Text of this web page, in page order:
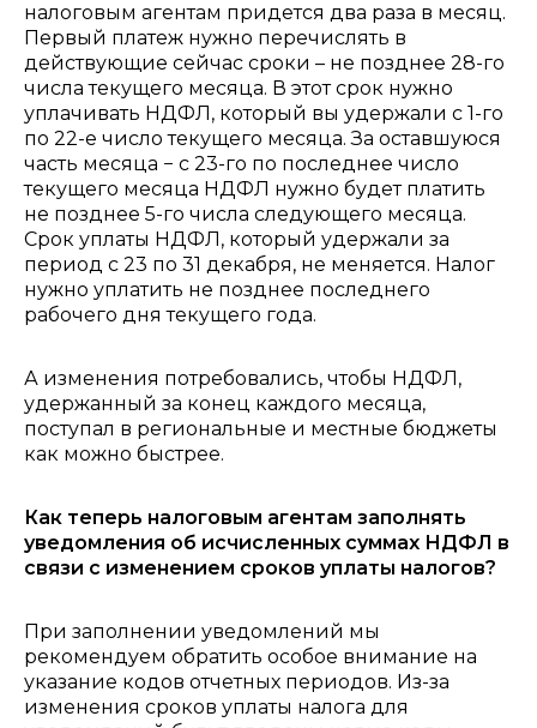
налоговым агентам придется два раза в месяц.
Первый платеж нужно перечислять в
действующие сейчас сроки – не позднее 28-го
числа текущего месяца. В этот срок нужно
уплачивать НДФЛ, который вы удержали с 1-го
по 22-е число текущего месяца. За оставшуюся
часть месяца − с 23-го по последнее число
текущего месяца НДФЛ нужно будет платить
не позднее 5-го числа следующего месяца.
Срок уплаты НДФЛ, который удержали за
период с 23 по 31 декабря, не меняется. Налог
нужно уплатить не позднее последнего
рабочего дня текущего года.
А изменения потребовались, чтобы НДФЛ,
удержанный за конец каждого месяца,
поступал в региональные и местные бюджеты
как можно быстрее.
Как теперь налоговым агентам заполнять
уведомления об исчисленных суммах НДФЛ в
связи с изменением сроков уплаты налогов?
При заполнении уведомлений мы
рекомендуем обратить особое внимание на
указание кодов отчетных периодов. Из-за
изменения сроков уплаты налога для